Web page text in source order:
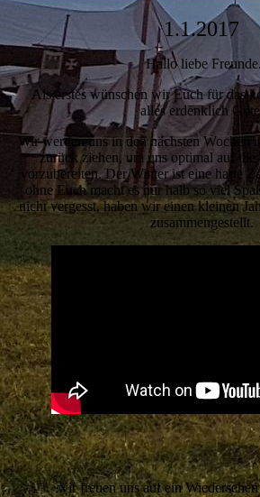
1.1.2017
Hallo liebe Freunde.
Als erstes wünschen wir Euch für das
alles erdenklich
Wir werden uns in den nächsten Wochen
zurück ziehen, um uns optimal auf die
vorzubereiten. Der Winter ist eine harte
ohne Euch macht es nur halb so viel
nicht vergesst, haben wir einen kleinen
zusammengestellt.
wir freuen uns auf ein